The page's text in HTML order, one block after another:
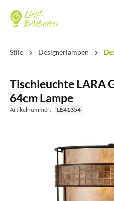
Stile Designerlampen
Tischleuchte LARA
64cm Lampe
Artikelnummer: LE41354